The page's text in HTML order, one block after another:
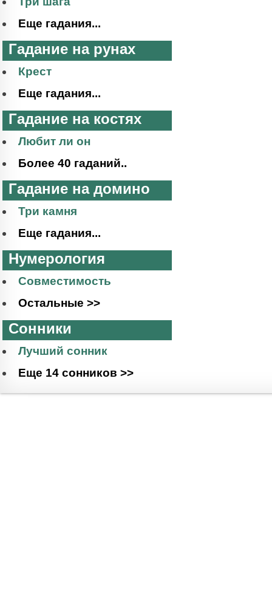
Еще гадания...
Гадание на рунах
Крест
Еще гадания...
Гадание на костях
Любит ли он
Более 40 гаданий..
Гадание на домино
Три камня
Еще гадания...
Нумерология
Совместимость
Остальные >>
Сонники
Лучший сонник
Еще 14 сонников >>